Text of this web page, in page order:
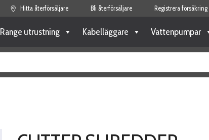
Hitta återförsäljare Bli återförsäljare Registrera försäkring
Range utrustning Kabelläggare Vattenpumpar